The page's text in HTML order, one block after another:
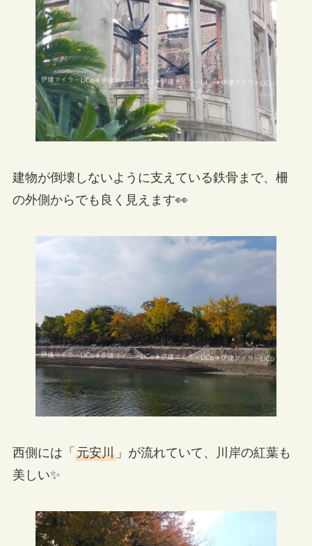
建物が倒壊しないように支えている鉄骨まで、柵
の外側からでも良く見えます👀
西側には「 元安川」が流れていて、川岸の紅葉も
美しい✨